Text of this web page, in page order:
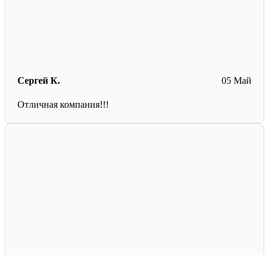
05 Май
Сергей К.
Отличная компания!!!